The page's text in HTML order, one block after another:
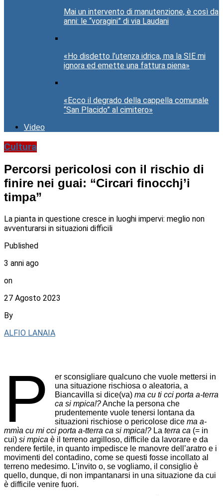
Mai un intervento di manutenzione, è così da
anni: le “voragini” di via Laudani
«Ho disdetto l’utenza idrica, ma la SIE mi
ignora ed emette una fattura piena»
«Ecco il degrado della cappella comunale
“San Placido” al cimitero»
Video
Cultura
Percorsi pericolosi con il rischio di
finire nei guai: “Circari finocchj’i
timpa”
La pianta in questione cresce in luoghi impervi: meglio non
avventurarsi in situazioni difficili
Published
3 anni ago
on
27 Agosto 2023
By
ALFIO LANAIA
P
er sconsigliare qualcuno che vuole mettersi in
una situazione rischiosa o aleatoria, a
Biancavilla si dice(va)ma cu ti cci porta a-terra
ca si mpica!?Anche la persona che
prudentemente vuole tenersi lontana da
situazioni rischiose o pericolose dicema a-
mmìa cu mi cci porta a-tterra ca si mpica!? La terra ca (= in
cui) si mpica è il terreno argilloso, difficile da lavorare e da
rendere fertile, in quanto impedisce le manovre dell’aratro e i
movimenti del contadino, come se questi fosse incollato al
terreno medesimo. L’invito o, se vogliamo, il consiglio è
quello, dunque, di non impantanarsi in una situazione da cui
è difficile venire fuori.